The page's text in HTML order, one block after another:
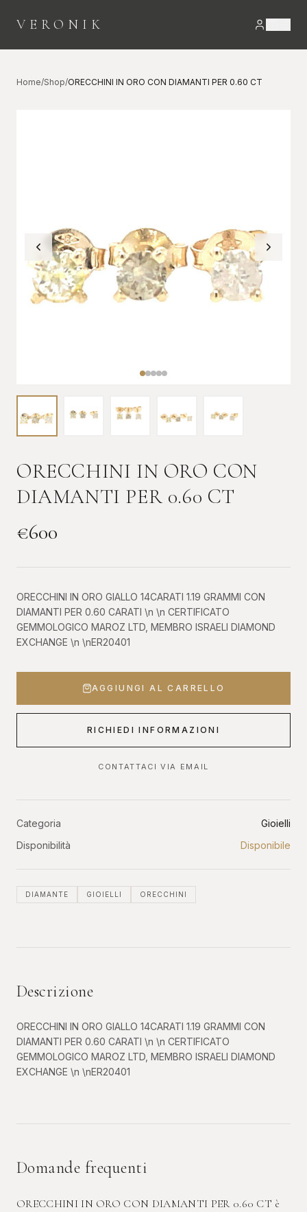
VERONIK
Home/Shop/ORECCHINI IN ORO CON DIAMANTI PER 0.60 CT
ORECCHINI IN ORO CON
DIAMANTI PER 0.60 CT
€600
ORECCHINI IN ORO GIALLO 14CARATI 1.19 GRAMMI CON
DIAMANTI PER 0.60 CARATI \n \n CERTIFICATO
GEMMOLOGICO MAROZ LTD, MEMBRO ISRAELI DIAMOND
EXCHANGE \n \nER20401
AGGIUNGI AL CARRELLO
RICHIEDI INFORMAZIONI
CONTATTACI VIA EMAIL
Categoria
Gioielli
Disponibilità
Disponibile
DIAMANTE GIOIELLI ORECCHINI
Descrizione
ORECCHINI IN ORO GIALLO 14CARATI 1.19 GRAMMI CON
DIAMANTI PER 0.60 CARATI \n \n CERTIFICATO
GEMMOLOGICO MAROZ LTD, MEMBRO ISRAELI DIAMOND
EXCHANGE \n \nER20401
Domande frequenti
ORECCHINI IN ORO CON DIAMANTI PER 0.60 CT è